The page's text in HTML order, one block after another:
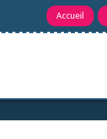
Accueil